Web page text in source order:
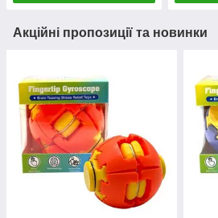
Акційні пропозиції та новинки